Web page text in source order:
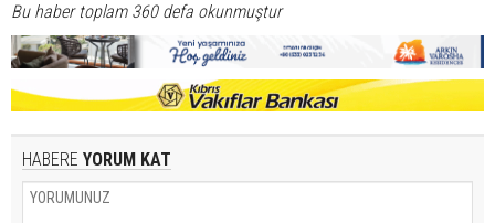
Bu haber toplam 360 defa okunmuştur
HABERE YORUM KAT